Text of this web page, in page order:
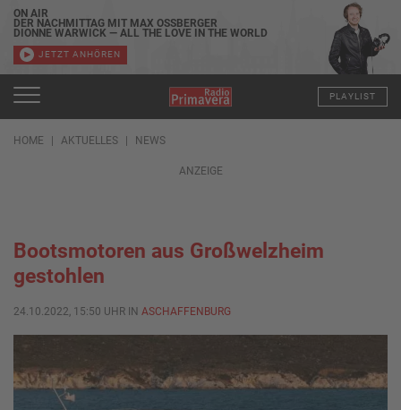
ON AIR
DER NACHMITTAG MIT MAX OSSBERGER
DIONNE WARWICK — ALL THE LOVE IN THE WORLD
JETZT ANHÖREN
PLAYLIST
HOME AKTUELLES NEWS
ANZEIGE
Bootsmotoren aus Großwelzheim
gestohlen
24.10.2022, 15:50 UHR IN ASCHAFFENBURG